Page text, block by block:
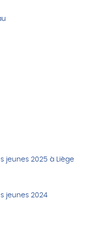
jeunes 2025 à Liège
jeunes 2024